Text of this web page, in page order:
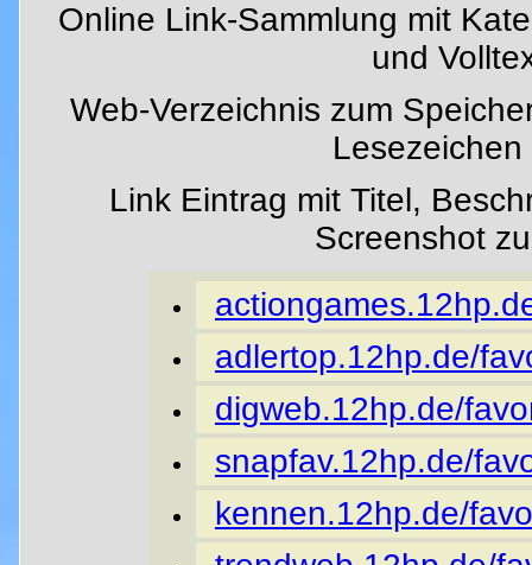
Online Link-Sammlung mit
und
Web-Verzeichnis zum
Link Eintrag mit Titel,
Screenshot
adlertop.12hp.de/
digweb.12hp.de/
snapfav.12hp.de/
kennen.12hp.de/